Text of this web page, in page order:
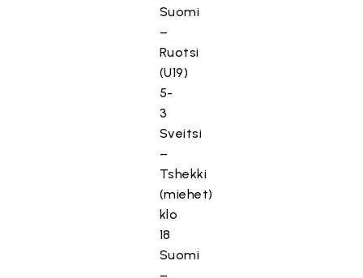
Suomi
–
Ruotsi
(U19)
5-
3
Sveitsi
–
Tshekki
(miehet)
klo
18
Suomi